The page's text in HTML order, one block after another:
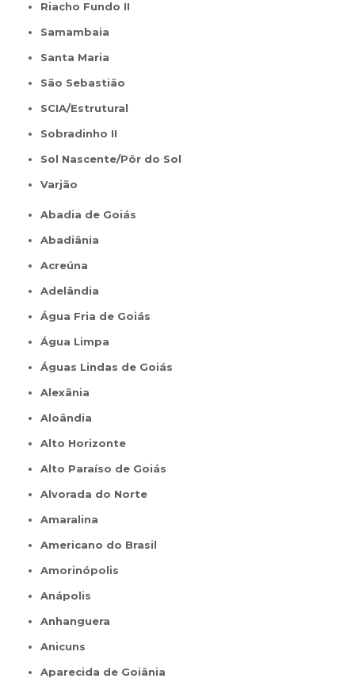
Riacho Fundo II
Samambaia
Santa Maria
São Sebastião
SCIA/Estrutural
Sobradinho II
Sol Nascente/Pôr do Sol
Varjão
Abadia de Goiás
Abadiânia
Acreúna
Adelândia
Água Fria de Goiás
Água Limpa
Águas Lindas de Goiás
Alexânia
Aloândia
Alto Horizonte
Alto Paraíso de Goiás
Alvorada do Norte
Amaralina
Americano do Brasil
Amorinópolis
Anápolis
Anhanguera
Anicuns
Aparecida de Goiânia